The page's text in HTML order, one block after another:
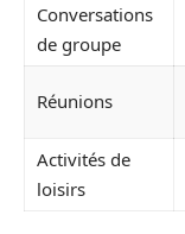
Conversations
de groupe
Réunions
Activités de
loisirs